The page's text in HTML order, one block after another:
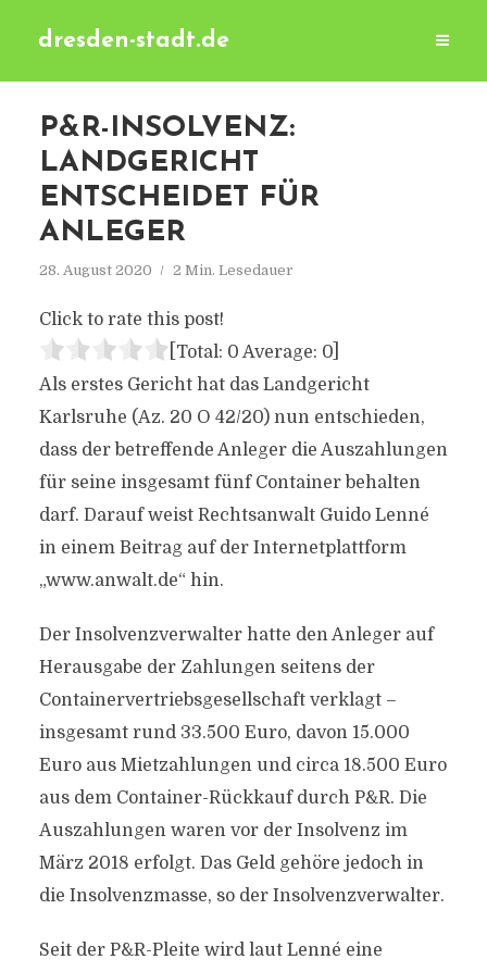
dresden-stadt.de
P&R-INSOLVENZ:
LANDGERICHT
ENTSCHEIDET FÜR
ANLEGER
28. August 2020 2 Min. Lesedauer
Click to rate this post!
[Total: 0 Average: 0]
Als erstes Gericht hat das Landgericht
Karlsruhe (Az. 20 O 42/20) nun entschieden,
dass der betreffende Anleger die Auszahlungen
für seine insgesamt fünf Container behalten
darf. Darauf weist Rechtsanwalt Guido Lenné
in einem Beitrag auf der Internetplattform
„www.anwalt.de“ hin.
Der Insolvenzverwalter hatte den Anleger auf
Herausgabe der Zahlungen seitens der
Containervertriebsgesellschaft verklagt –
insgesamt rund 33.500 Euro, davon 15.000
Euro aus Mietzahlungen und circa 18.500 Euro
aus dem Container-Rückkauf durch P&R. Die
Auszahlungen waren vor der Insolvenz im
März 2018 erfolgt. Das Geld gehöre jedoch in
die Insolvenzmasse, so der Insolvenzverwalter.
Seit der P&R-Pleite wird laut Lenné eine